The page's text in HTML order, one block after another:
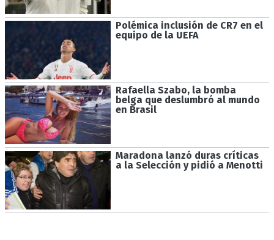
Polémica inclusión de CR7 en el
equipo de la UEFA
Rafaella Szabo, la bomba
belga que deslumbró al mundo
en Brasil
Maradona lanzó duras críticas
a la Selección y pidió a Menotti